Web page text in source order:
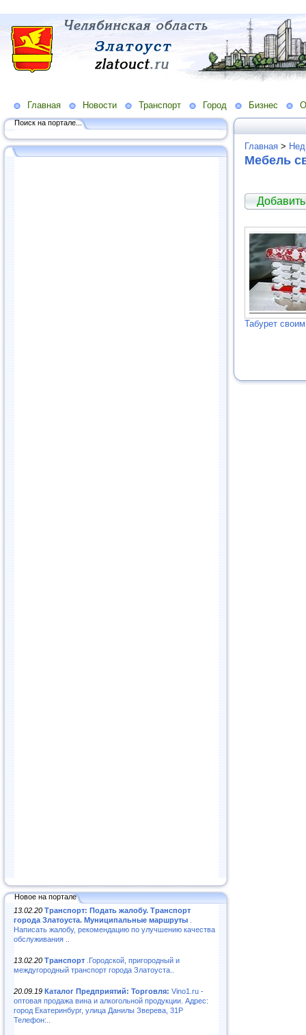
Главная Новости Транспорт Город Бизнес
Поиск на портале...
Новое на портале
13.02.20 Транспорт: Подать жалобу. Транспорт
города Златоуста. Муниципальные маршруты
Написать жалобу, рекомендацию по улучшению качества
обслуживания ..
13.02.20 Транспорт .Городской, пригородный и
междугородный транспорт города Златоуста..
20.09.19 Каталог Предприятий: Торговля: Vino1.ru -
оптовая продажа вина и алкогольной продукции. Адрес:
город Екатеринбург, улица Данилы Зверева, 31Р
Телефон:..
Главная >
Мебель
Табурет